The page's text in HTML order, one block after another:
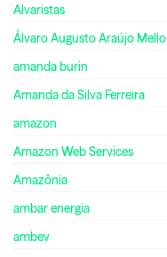
Alvaristas
Álvaro Augusto Araújo Mello
amanda burin
Amanda da Silva Ferreira
amazon
Amazon Web Services
Amazônia
ambar energia
ambev